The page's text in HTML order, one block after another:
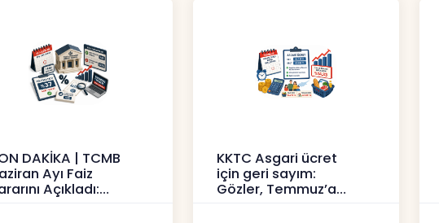
DAKİKA | TCMB
Ayı Faiz
Açıkladı:
KKTC Asgari ücret
için geri sayım:
Gözler, Temmuz’a